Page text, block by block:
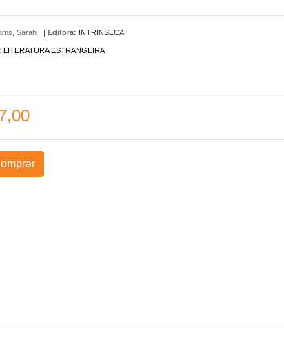
Sarah | Editora: INTRINSECA
LITERATURA ESTRANGEIRA